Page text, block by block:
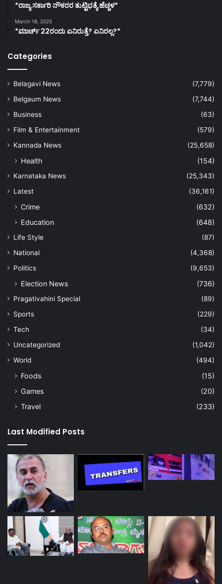
*ರಾಜ್ಯ ಸರ್ಕಾರಿ ನೌಕರರ ತುಟ್ಟಿಭತ್ಯೆ ಹೆಚ್ಚಳ*
March 18, 2025
*ಮಾರ್ಚ್ 22ರಂದು ಏನಿರುತ್ತೆ? ಏನಿರಲ್ಲ?*
Categories
Belagavi News
(7,779)
Belgaum News
(7,744)
Business
(63)
Film & Entertainment
(579)
Kannada News
(25,658)
Health (154)
Karnataka News
(25,343)
Latest
(36,161)
Crime
(632)
Education
(648)
Life Style
(87)
National
(4,368)
Politics
(9,653)
Election News (736)
Pragativahini Special
(89)
Sports
(229)
Tech
(34)
Uncategorized
(1,042)
World
(494)
Foods
(15)
Games
(20)
Travel
(233)
Last Modified Posts